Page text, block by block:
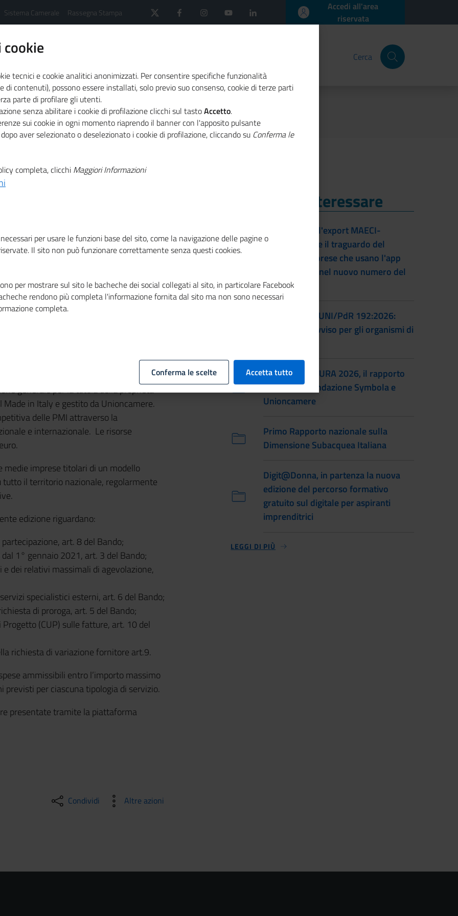
Sistema Camerale Rassegna Stampa
Accedi all'area
riservata
Cerca
sistema camerale
Primo Piano
presentare le domande di partecipazione
dal 7
presentare le
sarà possibile presentare le domande
generale per la tutela della proprietà
in Italy e gestito da Unioncamere.
delle PMI attraverso la
e internazionale. Le risorse
medie imprese titolari di un modello
tutto il territorio nazionale, regolarmente
edizione riguardano:
art. 8 del Bando;
1° gennaio 2021, art. 3 del Bando;
dei relativi massimali di agevolazione,
specialistici esterni, art. 6 del Bando;
di proroga, art. 5 del Bando;
(CUP) sulle fatture, art. 10 del
richiesta di variazione fornitore art.9.
ammissibili entro l’importo massimo
per ciascuna tipologia di servizio.
presentate tramite la piattaforma
Condividi Altre azioni
Ti Potrebbe Interessare
L'accordo per l'export MAECI-
Unioncamere e il traguardo del
numero di imprese che usano l'app
Impresa Italia nel nuovo numero del
magazine
Certificazione UNI/PdR 192:2026:
pubblicato l'avviso per gli organismi di
IO SONO CULTURA 2026, il rapporto
annuale di Fondazione Symbola e
Unioncamere
Primo Rapporto nazionale sulla
Dimensione Subacquea Italiana
Digit@Donna, in partenza la nuova
edizione del percorso formativo
gratuito sul digitale per aspiranti
imprenditrici
LEGGI DI PIÙ
tecnici e cookie analitici anonimizzati. Per consentire specifiche funzionalità
di contenuti), possono essere installati, solo previo suo consenso, cookie di terze parti
parte di profilare gli utenti.
senza abilitare i cookie di profilazione clicchi sul tastoAccetto.
sui cookie in ogni momento riaprendo il banner con l'apposito pulsante
aver selezionato o deselezionato i cookie di profilazione, cliccando su Conferma le
completa, clicchi Maggiori Informazioni
per usare le funzioni base del sito, come la navigazione delle pagine o
Il sito non può funzionare correttamente senza questi cookies.
per mostrare sul sito le bacheche dei social collegati al sito, in particolare Facebook
rendono più completa l'informazione fornita dal sito ma non sono necessari
completa.
Conferma le scelte Accetta tutto